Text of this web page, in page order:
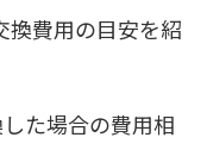
換費用の目安を紹
た場合の費用相